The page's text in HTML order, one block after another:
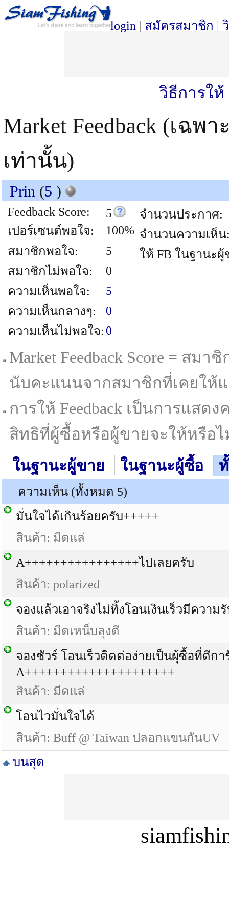
login | สมัครสมาชิก |
วิธีการให้
Market Feedback (เฉ
เท่านั้น)
Prin (5 )
Feedback Score:
5
เปอร์เซนต์พอใจ:
100%
สมาชิกพอใจ:
5
สมาชิกไม่พอใจ:
0
ความเห็นพอใจ:
5
ความเห็นกลางๆ:
0
ความเห็นไม่พอใจ: 0
จำนวนประกาศ:
จำนวนความเห็น
ให้ FB ในฐานะผู้
Market Feedback Score = สม
นับคะแนนจากสมาชิกที่เคยให้
การให้ Feedback เป็นการแส
สิทธิที่ผู้ซื้อหรือผู้ขายจะให้หรือไ
ในฐานะผู้ขาย ในฐานะผู้ซื้อ
ความเห็น (ทั้งหมด 5)
มั่นใจได้เกินร้อยครับ+++++
สินค้า: มีดแล่
A++++++++++++++++ไปเลยครับ
สินค้า: polarized
จองแล้วเอาจริงไม่ทิ้งโอนเงินเร็วมีความ
สินค้า: มีดเหน็บลุงดี
จองชัวร์ โอนเร็วติดต่อง่ายเป็นผุ้ซื้อที่ดีก
A+++++++++++++++++++++
สินค้า: มีดแล่
โอนไวมั่นใจได้
สินค้า: Buff @ Taiwan ปลอกแขนกันUV
บนสุด